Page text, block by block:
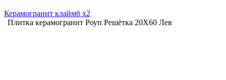
Керамогранит клаймб x2
Плитка керамогранит Роуп Решётка 20X60 Лев